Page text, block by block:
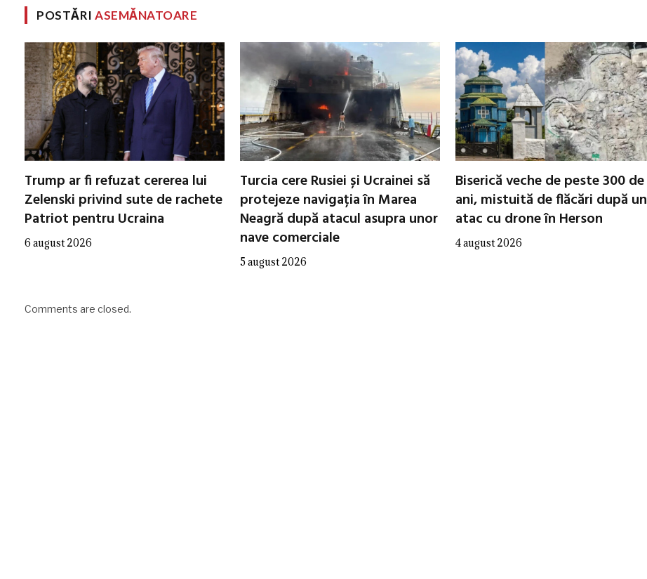
POSTĂRIASEMĂNATOARE
Trump ar fi refuzat cererea lui
Zelenski privind sute de rachete
Patriot pentru Ucraina
6 august 2026
Turcia cere Rusiei și Ucrainei să
protejeze navigația în Marea
Neagră după atacul asupra unor
nave comerciale
5 august 2026
Biserică veche de peste 300 de
ani, mistuită de flăcări după un
atac cu drone în Herson
4 august 2026
Comments are closed.